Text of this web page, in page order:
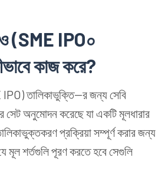
(SME IPO০
কাজ করে?
তালিকাভুক্তি--র জন্য সেবি
সেট অনুমোদন করেছে যা একটি মূলধারার
প্রক্রিয়া সম্পূর্ণ করার জন্য
শর্তগুলি পূরণ করতে হবে সেগুলি